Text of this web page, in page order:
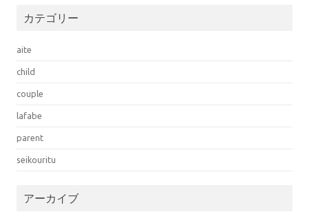
カテゴリー
aite
child
couple
lafabe
parent
seikouritu
アーカイブ